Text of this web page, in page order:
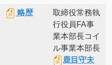
略歴
取締役常務執
行役員FA事
業本部長コイ
ル事業本部長
鹿目守夫